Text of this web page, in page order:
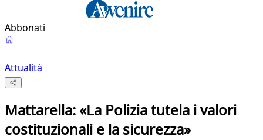
Abbonati
Attualità
Mattarella: «La Polizia tutela i valori
costituzionali e la sicurezza»